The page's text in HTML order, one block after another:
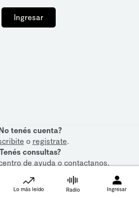
Ingresar
tenés cuenta?
o registrate.
consultas?
de ayudaocontactanos.
Lo más leído Radio Ingresar